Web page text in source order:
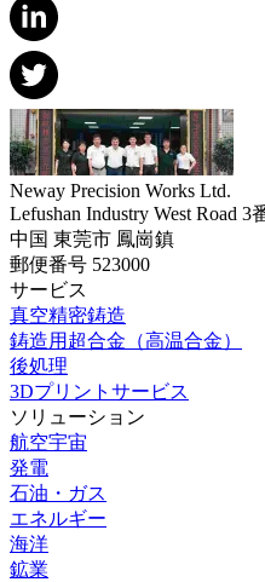
Neway Precision Works Ltd.
Lefushan Industry West Road 3
中国 東莞市 鳳崗鎮
郵便番号 523000
サービス
真空精密鋳造
鋳造用超合金（高温合金）
後処理
3Dプリントサービス
ソリューション
航空宇宙
発電
石油・ガス
エネルギー
海洋
鉱業